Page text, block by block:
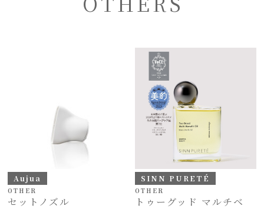
Aujua
OTHER
セットノズル
SINN PURETÉ
OTHER
トゥーグッド マルチベ